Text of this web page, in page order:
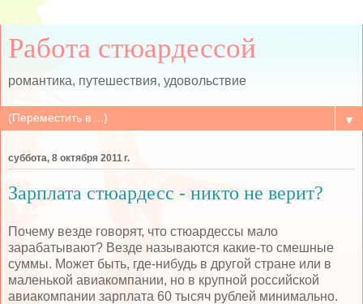
Работа стюардессой
романтика, путешествия, удовольствие
▼
суббота, 8 октября 2011 г.
Зарплата стюардесс - никто не верит?
Почему везде говорят, что стюардессы мало
зарабатывают? Везде называются какие-то смешные
суммы. Может быть, где-нибудь в другой стране или в
маленькой авиакомпании, но в крупной российской
авиакомпании зарплата 60 тысяч рублей минимально.